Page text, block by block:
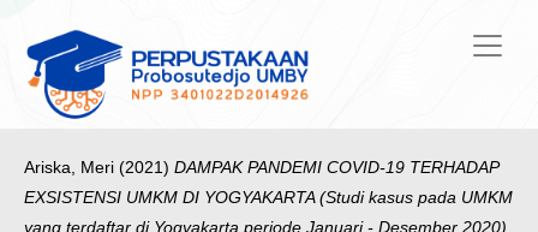
Ariska, Meri (2021) DAMPAK PANDEMI COVID-19 TERHADAP
EXSISTENSI UMKM DI YOGYAKARTA (Studi kasus pada UMKM
yang terdaftar di Yogyakarta periode Januari - Desember 2020).